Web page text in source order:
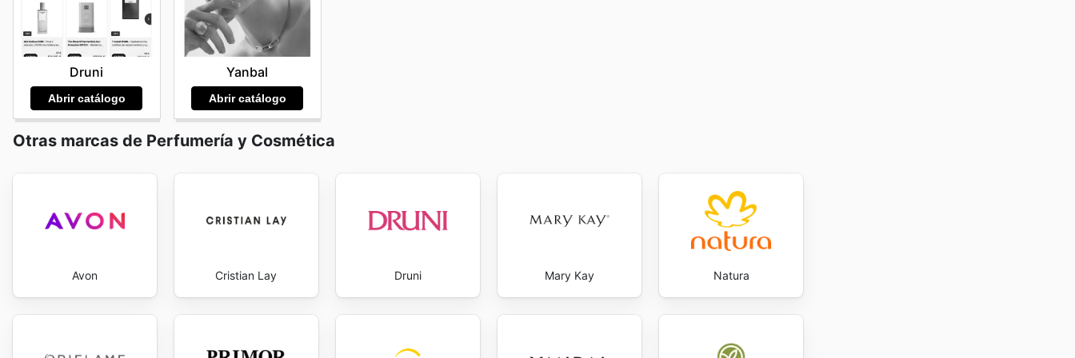
posible, reforzando la idea de que el buen cuidado personal y del hogar está al alcance de todos. Visit Clarel's website
today to explore the best deals and start saving now.
Druni
Abrir catálogo
Yanbal
Abrir catálogo
Otras marcas de Perfumería y Cosmética
Avon Cristian Lay Druni Mary Kay Natura